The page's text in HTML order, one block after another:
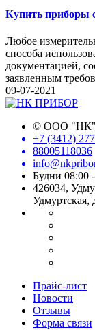
Купить приборы
Любое
способа
документацией,
заявленным
09-07-2021
© ООО "НК"
+7 (3412)
88005118036
Будни
426034,
Удмуртская,
Прайс-лист
Новости
Отзывы
Форма связи